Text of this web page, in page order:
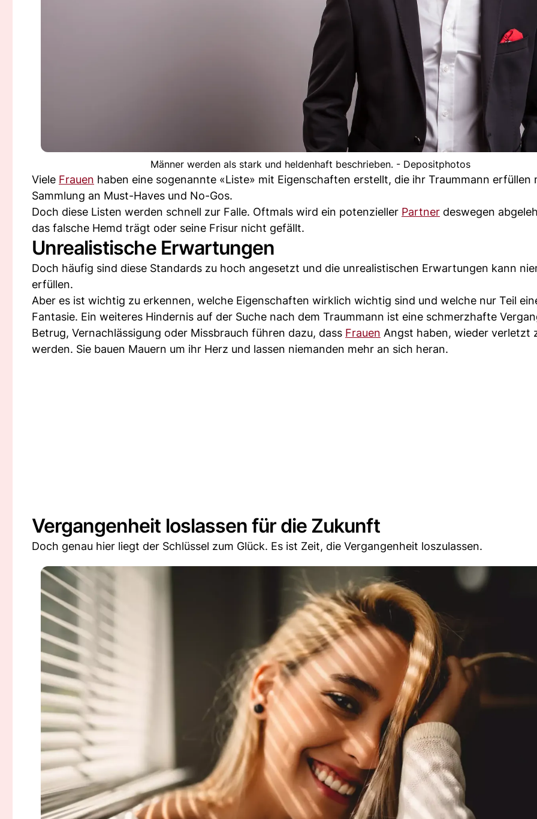
Männer werden als stark und heldenhaft beschrieben. - Depositphotos
Viele Frauen haben eine sogenannte «Liste» mit Eigenschaften erstellt, die ihr Traummann erfüllen
Sammlung an Must-Haves und No-Gos.
Doch diese Listen werden schnell zur Falle. Oftmals wird ein potenzieller Partner deswegen
das falsche Hemd trägt oder seine Frisur nicht gefällt.
Unrealistische Erwartungen
Doch häufig sind diese Standards zu hoch angesetzt und die unrealistischen Erwartungen kann
erfüllen.
Aber es ist wichtig zu erkennen, welche Eigenschaften wirklich wichtig sind und welche nur Teil
Fantasie. Ein weiteres Hindernis auf der Suche nach dem Traummann ist eine schmerzhafte
Betrug, Vernachlässigung oder Missbrauch führen dazu, dass Frauen Angst haben, wieder verletzt
werden. Sie bauen Mauern um ihr Herz und lassen niemanden mehr an sich heran.
Vergangenheit loslassen für die Zukunft
Doch genau hier liegt der Schlüssel zum Glück. Es ist Zeit, die Vergangenheit loszulassen.